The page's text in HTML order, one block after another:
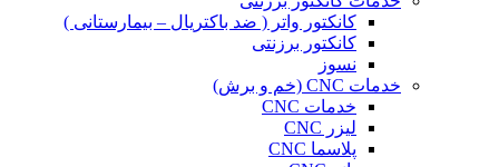
کانکتور واتر ( ضد باکتریال – بیمارستانی )
کانکتور برزنتی
نسوز
خدمات CNC (خم و برش)
خدمات CNC
لیزر CNC
پلاسما CNC